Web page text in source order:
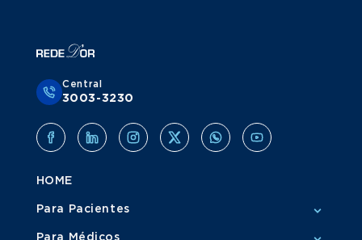
Central
3003-3230
HOME
Para Pacientes
Para Médicos